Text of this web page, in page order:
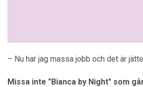
– Nu har jag massa jobb och det är
Missa inte "Bianca by Night" som